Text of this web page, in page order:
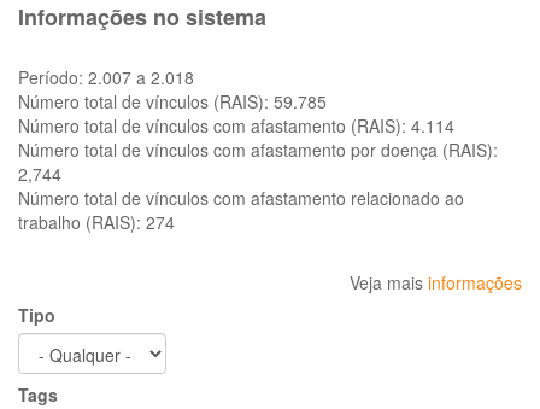
Informações no sistema
Período: 2.007 a 2.018
Número total de vínculos (RAIS): 59.785
Número total de vínculos com afastamento (RAIS): 4.114
Número total de vínculos com afastamento por doença (RAIS):
2,744
Número total de vínculos com afastamento relacionado ao
trabalho (RAIS): 274
Veja mais informações
Tipo
Tags